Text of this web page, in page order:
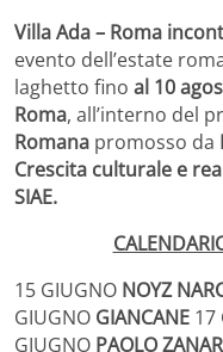
Villa Ada – Roma
evento dell’estate
laghetto fino al 10
Roma, all’interno del
Romana promosso da
Crescita culturale e
SIAE.
15 GIUGNO NOYZ
GIUGNO GIANCANE 17
GIUGNO PAOLO